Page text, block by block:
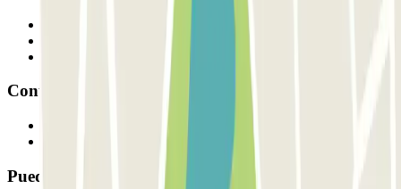
Contacto
Puedes utilizar estos métodos de pago: